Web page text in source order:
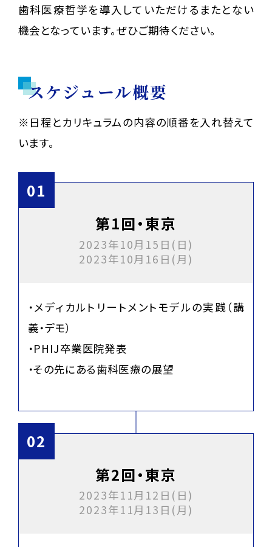
歯科医療哲学を導入していただけるまたとない
機会となっています。ぜひご期待ください。
スケジュール概要
※日程とカリキュラムの内容の順番を入れ替えて
います。
第1回・東京
2023年10月15日(日)
2023年10月16日(月)
・メディカルトリートメントモデルの実践（講
義・デモ）
・PHIJ卒業医院発表
・その先にある歯科医療の展望
第2回・東京
2023年11月12日(日)
2023年11月13日(月)